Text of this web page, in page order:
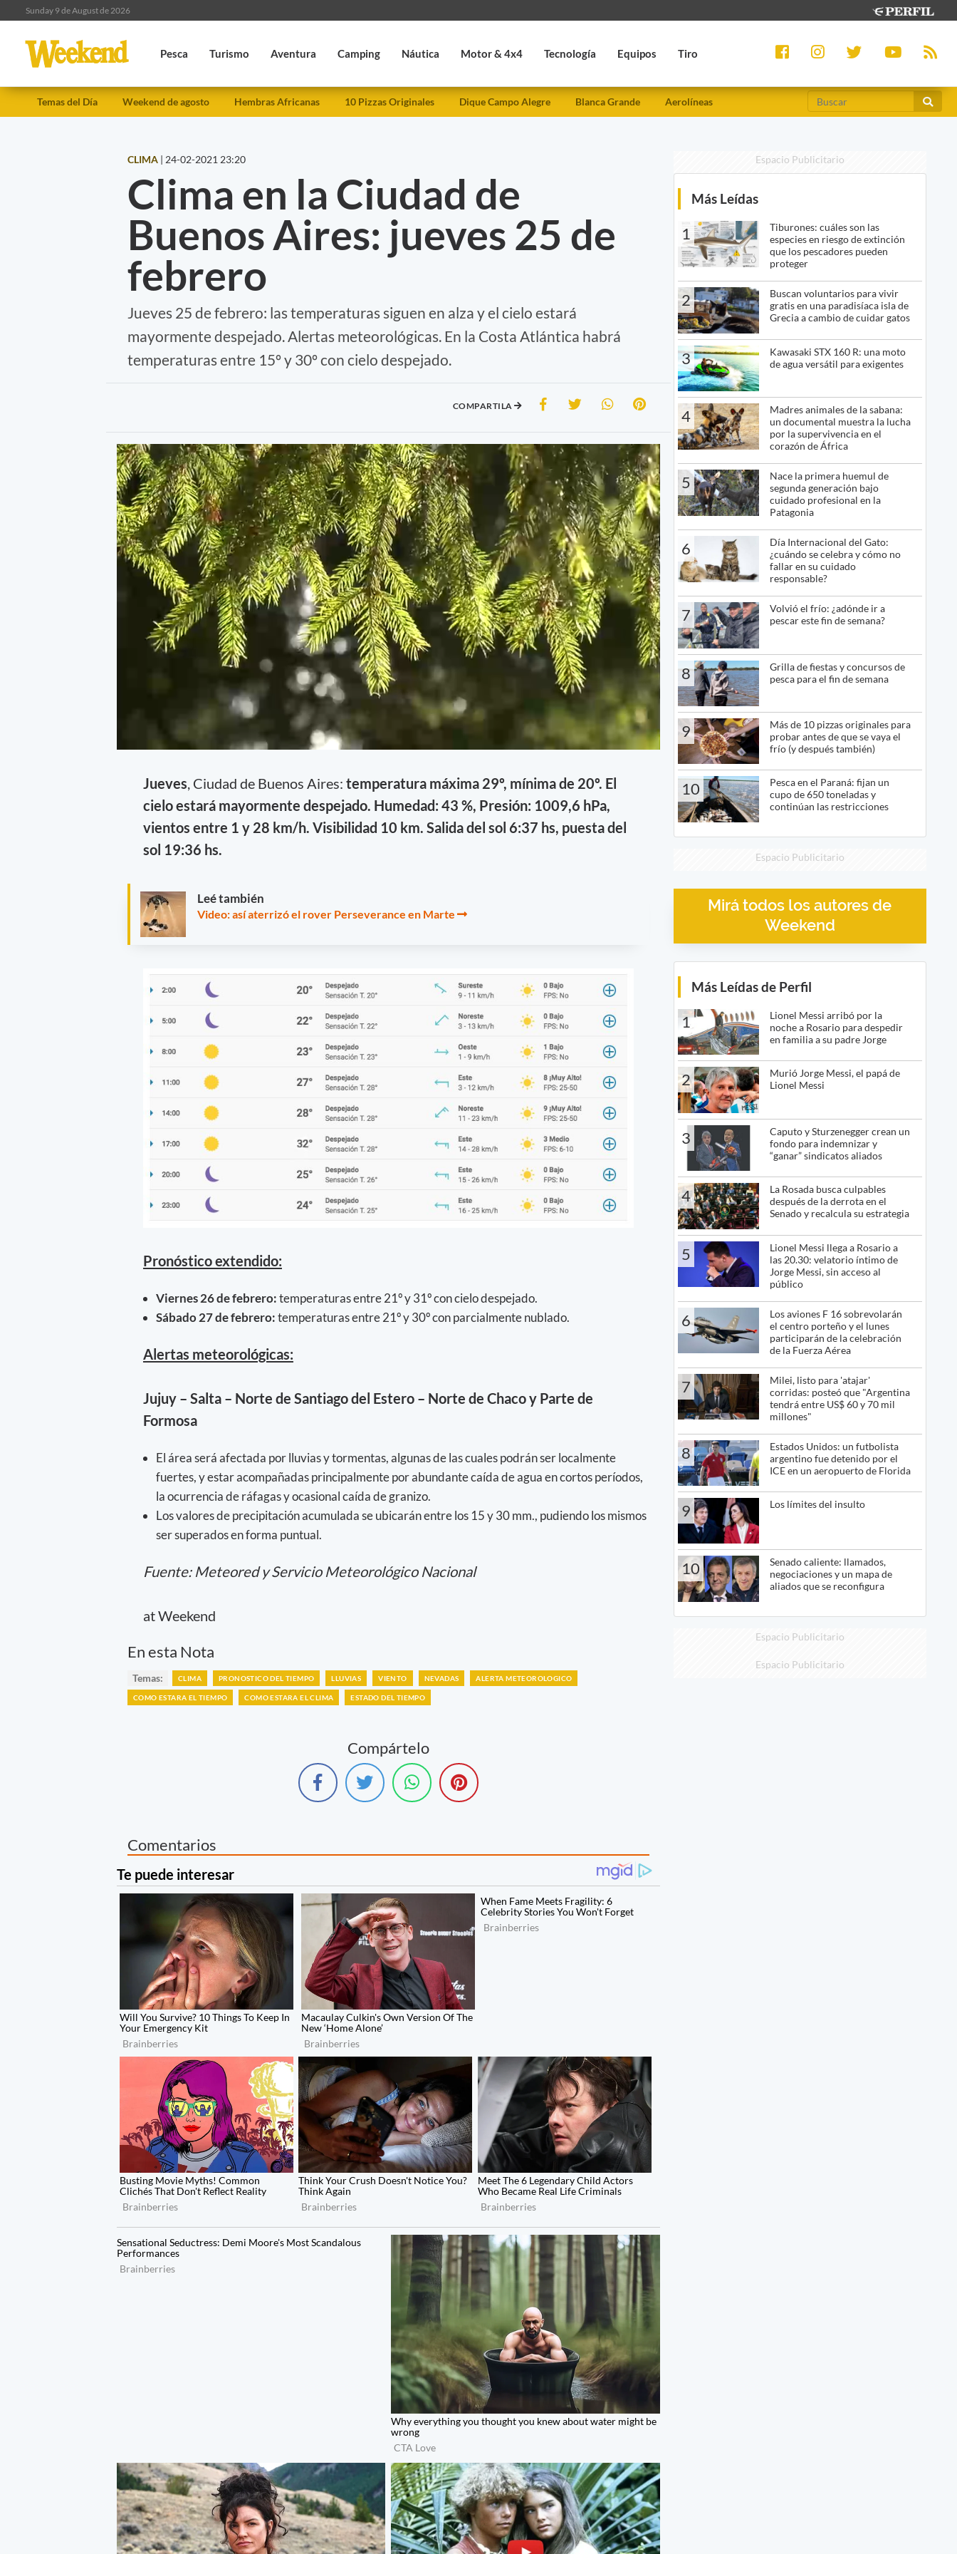
Sunday 9 de August de 2026
Pesca Turismo Aventura Camping Náutica Motor & 4x4 Tecnología Equipos Tiro
Temas del Día Weekend de agosto Hembras Africanas 10 Pizzas Originales Dique Campo Alegre Blanca Grande Aerolíneas
CLIMA | 24-02-2021 23:20
Clima en la Ciudad de
Buenos Aires: jueves 25 de
febrero
Jueves 25 de febrero: las temperaturas siguen en alza y el cielo estará
mayormente despejado. Alertas meteorológicas. En la Costa Atlántica habrá
temperaturas entre 15º y 30º con cielo despejado.
COMPARTILA
Jueves , Ciudad de Buenos Aires: temperatura máxima 29º, mínima de 20º. El
cielo estará mayormente despejado. Humedad: 43 %, Presión: 1009,6 hPa,
vientos entre 1 y 28 km/h. Visibilidad 10 km. Salida del sol 6:37 hs, puesta del
sol 19:36 hs.
Leé también
Video: así aterrizó el rover Perseverance en Marte
Pronóstico extendido:
Viernes 26 de febrero:temperaturas entre 21º y 31º con cielo despejado.
Sábado 27 de febrero:temperaturas entre 21º y 30º con parcialmente nublado.
Alertas meteorológicas:
Jujuy – Salta – Norte de Santiago del Estero – Norte de Chaco y Parte de
Formosa
El área será afectada por lluvias y tormentas, algunas de las cuales podrán ser localmente
fuertes, y estar acompañadas principalmente por abundante caída de agua en cortos períodos,
la ocurrencia de ráfagas y ocasional caída de granizo.
Los valores de precipitación acumulada se ubicarán entre los 15 y 30 mm., pudiendo los mismos
ser superados en forma puntual.
Fuente: Meteored y Servicio Meteorológico Nacional
at Weekend
En esta Nota
Temas: CLIMA PRONOSTICO DEL TIEMPO LLUVIAS VIENTO NEVADAS ALERTA METEOROLOGICO
COMO ESTARA EL TIEMPO COMO ESTARA EL CLIMA ESTADO DEL TIEMPO
Compártelo
Comentarios
Espacio Publicitario
Más Leídas
1
Tiburones: cuáles son las
especies en riesgo de extinción
que los pescadores pueden
proteger
2
Buscan voluntarios para vivir
gratis en una paradisíaca isla de
Grecia a cambio de cuidar gatos
3
Kawasaki STX 160 R: una moto
de agua versátil para exigentes
4
Madres animales de la sabana:
un documental muestra la lucha
por la supervivencia en el
corazón de África
5
Nace la primera huemul de
segunda generación bajo
cuidado profesional en la
Patagonia
6
Día Internacional del Gato:
¿cuándo se celebra y cómo no
fallar en su cuidado
responsable?
7
Volvió el frío: ¿adónde ir a
pescar este fin de semana?
8
Grilla de fiestas y concursos de
pesca para el fin de semana
9
Más de 10 pizzas originales para
probar antes de que se vaya el
frío (y después también)
10
Pesca en el Paraná: fijan un
cupo de 650 toneladas y
continúan las restricciones
Espacio Publicitario
Mirá todos los autores de
Weekend
Más Leídas de Perfil
1
Lionel Messi arribó por la
noche a Rosario para despedir
en familia a su padre Jorge
2
Murió Jorge Messi, el papá de
Lionel Messi
3
Caputo y Sturzenegger crean un
fondo para indemnizar y
“ganar” sindicatos aliados
4
La Rosada busca culpables
después de la derrota en el
Senado y recalcula su estrategia
5
Lionel Messi llega a Rosario a
las 20.30: velatorio íntimo de
Jorge Messi, sin acceso al
público
6
Los aviones F 16 sobrevolarán
el centro porteño y el lunes
participarán de la celebración
de la Fuerza Aérea
7
Milei, listo para 'atajar'
corridas: posteó que "Argentina
tendrá entre US$ 60 y 70 mil
millones"
8
Estados Unidos: un futbolista
argentino fue detenido por el
ICE en un aeropuerto de Florida
9 Los límites del insulto
10
Senado caliente: llamados,
negociaciones y un mapa de
aliados que se reconfigura
Espacio Publicitario
Espacio Publicitario